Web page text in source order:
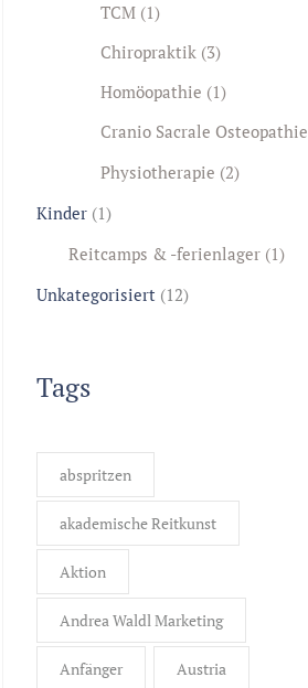
TCM (1)
Chiropraktik (3)
Homöopathie (1)
Cranio Sacrale Osteopathie
Physiotherapie (2)
Kinder (1)
Reitcamps & -ferienlager (1)
Unkategorisiert (12)
Tags
abspritzen
akademische Reitkunst
Aktion
Andrea Waldl Marketing
Anfänger Austria